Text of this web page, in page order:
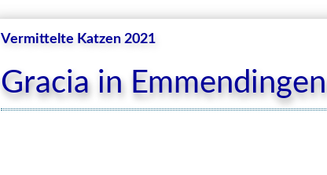
Vermittelte Katzen 2021
Gracia in Emmendingen